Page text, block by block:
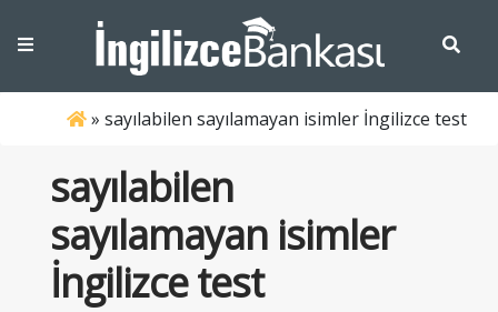
» sayılabilen sayılamayan isimler İngilizce test
sayılabilen
sayılamayan isimler
İngilizce test